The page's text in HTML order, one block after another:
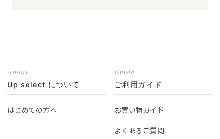
About
Up select について
はじめての方へ
Guide
ご利用ガイド
お買い物ガイド
よくあるご質問